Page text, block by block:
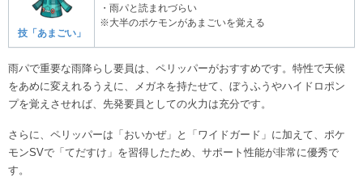
技「あまごい」
・雨パと読まれづらい
※大半のポケモンがあまごいを覚える
雨パで重要な雨降らし要員は、ペリッパーがおすすめです。特性で天候
をあめに変えれるうえに、メガネを持たせて、ぼうふうやハイドロポン
プを覚えさせれば、先発要員としての火力は充分です。
さらに、ペリッパーは「おいかぜ」と「ワイドガード」に加えて、ポケ
モンSVで「てだすけ」を習得したため、サポート性能が非常に優秀で
す。